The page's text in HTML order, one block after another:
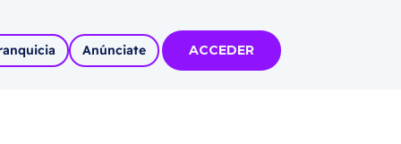
Anúnciate ACCEDER